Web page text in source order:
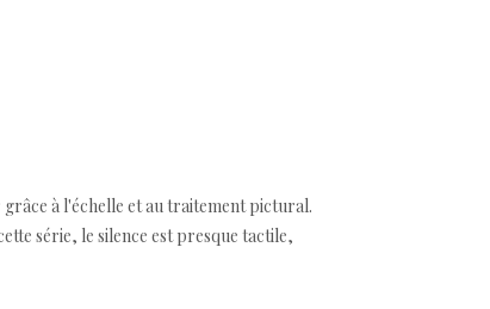
à l'échelle et au traitement pictural.
série, le silence est presque tactile,